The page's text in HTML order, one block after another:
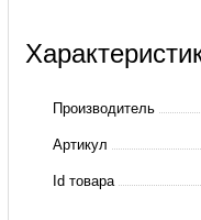
SZ240A4MBI
SZ240A4MBA
Производитель
Артикул
Id товара